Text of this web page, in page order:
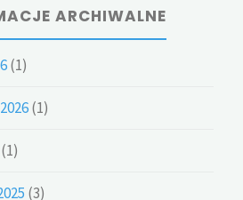
ARCHIWALNE
(1)
(1)
(1)
(3)